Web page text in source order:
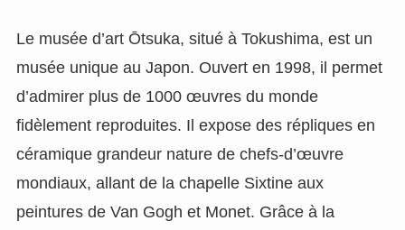
Le musée d’art Ōtsuka, situé à Tokushima, est un
musée unique au Japon. Ouvert en 1998, il permet
d’admirer plus de 1000 œuvres du monde
fidèlement reproduites. Il expose des répliques en
céramique grandeur nature de chefs-d’œuvre
mondiaux, allant de la chapelle Sixtine aux
peintures de Van Gogh et Monet. Grâce à la